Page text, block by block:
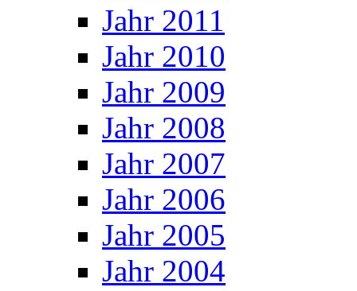
Jahr 2011
Jahr 2010
Jahr 2009
Jahr 2008
Jahr 2007
Jahr 2006
Jahr 2005
Jahr 2004